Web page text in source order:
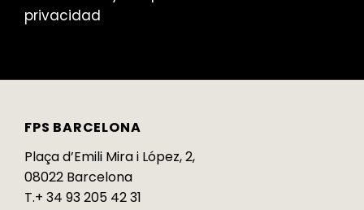
privacidad
FPS BARCELONA
Plaça d’Emili Mira i López, 2,
08022 Barcelona
T.+ 34 93 205 42 31